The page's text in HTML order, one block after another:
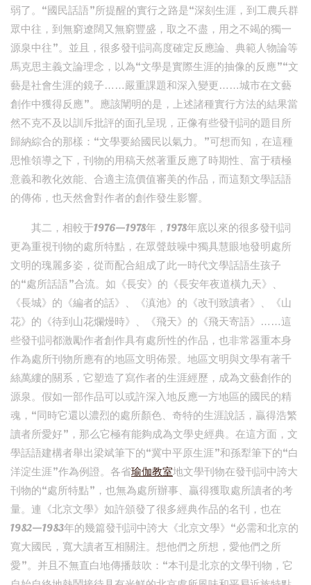
弱了。“國民話語”所提醒的實行之路是“深刻生涯，到工農兵群
眾中往，到無窮遼闊又無窮豐盛，取之不盡，用之不竭的獨一
源泉中往”。並且，很多發刊詞高度確定反應論、典範人物論等
馬克思主義文論理念，以為“文學是實際生涯的抽像的反應”“文
藝是社會生涯的鏡子……嚴重課題和深入變更……城市在文藝
創作中獲得反應”。應該闡明的是，上述諸種實行方法的結果當
然不克不及以訓斥批評的面孔呈現，正像有些發刊詞的題目所
歸納綜合的那樣：“文學要給國民以氣力。”可想而知，在這種
思惟領導之下，刊物的用稿天然著重反應了時期性、富于積極
意義和教化效能、合適主流價值審美的作品，而這類文學話語
的傳佈，也天然會對作者的創作發生影響。
其二，相較于1976—1978年，1978年底以來的很多發刊詞
更為重視刊物的處所特點，在眾聲鼓噪中獨具慧眼地發明處所
文明的瑰麗多姿，從而配合組成了此一時代文學話語生孩子
的“處所話語”合流。如《長安》的《長安年夜道橫九天》、
《長城》的《編者的話》、《滇池》的《改刊致讀者》、《山
花》的《待到山花爛熳時》、《飛天》的《飛天寄語》……這
些發刊詞都激勵作者創作具有處所性的作品，也非常器重本身
作為處所刊物所應有的地區文明佈景。地區文明與文學有著千
絲萬縷的關系，它塑造了寫作者的生涯經歷，成為文藝創作的
源泉。假如一部作品可以或許深入地反應一方地區的國民的精
魂，“同時它還以濃烈的處所顏色、奇特的生涯說話，贏得浩繁
讀者所愛好”，那么它極有能夠成為文學史經典。在這方面，文
學話語建構者舉出梁斌筆下的“冀中平原生涯”和孫犁筆下的“白
洋淀生涯”作為例證。各省瑜伽教室地文學刊物在發刊詞中誇大
刊物的“處所特點”，也無為處所辦事、贏得獲取處所讀者的考
量。連《北京文學》如許頒發了很多經典作品的名刊，也在
1982—1983年的幾篇發刊詞中誇大《北京文學》“必需和北京的
寬大國民，寬大讀者互相關注。想他們之所想，愛他們之所
愛”。并且不無直白地傳播鼓吹：“本刊是北京的文學刊物，它